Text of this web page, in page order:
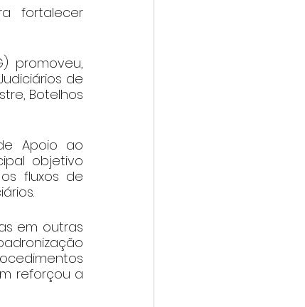
fortalecer
promoveu,
de
Botelhos
Apoio ao
objetivo
fluxos de
em outras
reforçou a